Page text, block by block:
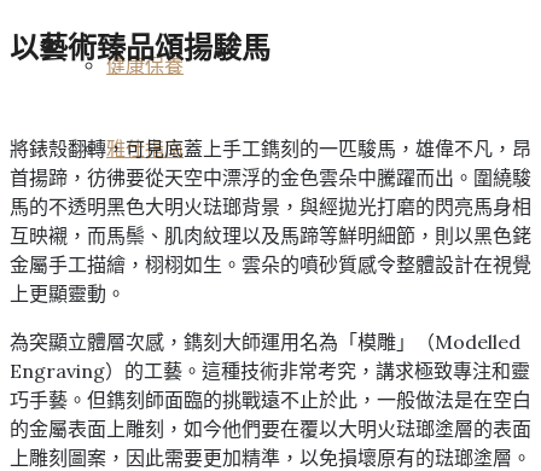
健康保養
雅仕指南
以藝術臻品頌揚駿馬
將錶殼翻轉，可見底蓋上手工鐫刻的一匹駿馬，雄偉不凡，昂
首揚蹄，彷彿要從天空中漂浮的金色雲朵中騰躍而出。圍繞駿
馬的不透明黑色大明火琺瑯背景，與經拋光打磨的閃亮馬身相
互映襯，而馬鬃、肌肉紋理以及馬蹄等鮮明細節，則以黑色銠
金屬手工描繪，栩栩如生。雲朵的噴砂質感令整體設計在視覺
上更顯靈動。
為突顯立體層次感，鐫刻大師運用名為「模雕」（Modelled
Engraving）的工藝。這種技術非常考究，講求極致專注和靈
巧手藝。但鐫刻師面臨的挑戰遠不止於此，一般做法是在空白
的金屬表面上雕刻，如今他們要在覆以大明火琺瑯塗層的表面
上雕刻圖案，因此需要更加精準，以免損壞原有的琺瑯塗層。